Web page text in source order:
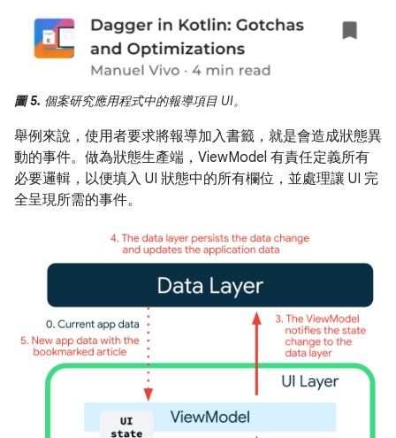
圖 5. 個案研究應用程式中的報導項目 UI。
舉例來說，使用者要求將報導加入書籤，就是會造成狀態異
動的事件。做為狀態生產端，ViewModel 有責任定義所有
必要邏輯，以便填入 UI 狀態中的所有欄位，並處理讓 UI 完
全呈現所需的事件。